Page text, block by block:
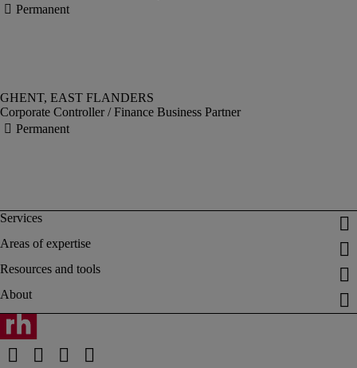
Corporate Controller / Finance Business Partner